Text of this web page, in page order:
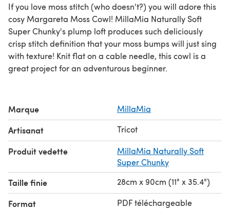
If you love moss stitch (who doesn't?) you will adore this
cosy Margareta Moss Cowl! MillaMia Naturally Soft
Super Chunky's plump loft produces such deliciously
crisp stitch definition that your moss bumps will just sing
with texture! Knit flat on a cable needle, this cowl is a
great project for an adventurous beginner.
Marque MillaMia
Artisanat Tricot
Produit vedette
MillaMia Naturally Soft
Super Chunky
Taille finie 28cm x 90cm (11" x 35.4")
Format PDF téléchargeable